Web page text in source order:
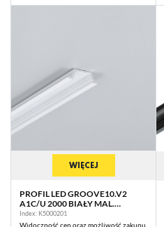
WIĘCEJ
PROFIL LED GROOVE10.V2
A1C/U 2000 BIAŁY MAL.
RAL9003 /OP
Index: K5000201
Widoczność cen oraz możliwość zakupu